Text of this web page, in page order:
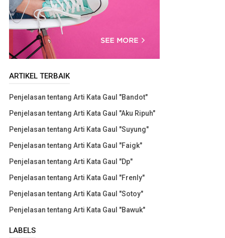
ARTIKEL TERBAIK
Penjelasan tentang Arti Kata Gaul "Bandot"
Penjelasan tentang Arti Kata Gaul "Aku Ripuh"
Penjelasan tentang Arti Kata Gaul "Suyung"
Penjelasan tentang Arti Kata Gaul "Faigk"
Penjelasan tentang Arti Kata Gaul "Dp"
Penjelasan tentang Arti Kata Gaul "Frenly"
Penjelasan tentang Arti Kata Gaul "Sotoy"
Penjelasan tentang Arti Kata Gaul "Bawuk"
LABELS